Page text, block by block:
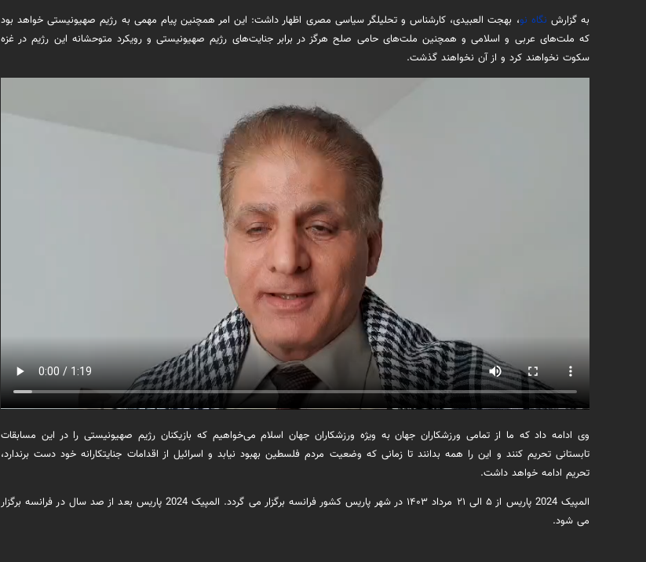
به گزارش نگاه نو، بهجت العبیدی، کارشناس و تحلیلگر سیاسی مصری اظهار داشت: این امر همچنین پیام مهمی به رژیم صهیونیستی خواهد بود
که ملت‌های عربی و اسلامی و همچنین ملت‌های حامی صلح هرگز در برابر جنایت‌های رژیم صهیونیستی و رویکرد متوحشانه این رژیم در غزه
سکوت نخواهند کرد و از آن نخواهند گذشت.
وی ادامه داد که ما از تمامی ورزشکاران جهان به ویژه ورزشکاران جهان اسلام می‌خواهیم که بازیکنان رژیم صهیونیستی را در این مسابقات
تابستانی تحریم کنند و این را همه بدانند تا زمانی که وضعیت مردم فلسطین بهبود نیابد و اسرائیل از اقدامات جنایتکارانه خود دست برندارد،
تحریم ادامه خواهد داشت.
المپیک 2024 پاریس از ۵ الی ۲۱ مرداد ۱۴۰۳ در شهر پاریس کشور فرانسه برگزار می گردد. المپیک 2024 پاریس بعد از صد سال در فرانسه برگزار
می شود.